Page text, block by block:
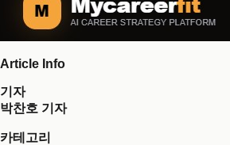
Article Info
기자
박찬호 기자
카테고리